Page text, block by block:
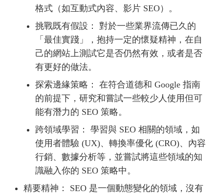
格式（如互動式內容、影片 SEO）。
挑戰既有假設： 對於一些業界流傳已久的
「最佳實踐」，抱持一定的懷疑精神，在自
己的網站上測試它是否仍然有效，或者是否
有更好的做法。
探索邊緣策略： 在符合道德和 Google 指南
的前提下，研究和嘗試一些較少人使用但可
能有潛力的 SEO 策略。
跨領域學習： 學習與 SEO 相關的領域，如
使用者體驗 (UX)、轉換率優化 (CRO)、內容
行銷、數據分析等，並嘗試將這些領域的知
識融入你的 SEO 策略中。
精要精神： SEO 是一個動態變化的領域，沒有